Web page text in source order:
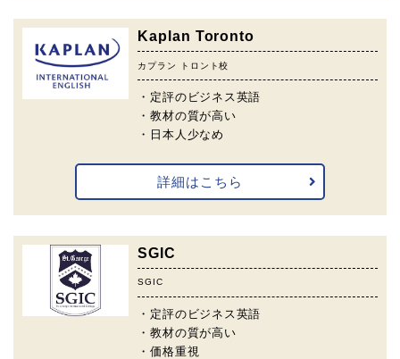
Kaplan Toronto
カプラン トロント校
・定評のビジネス英語
・教材の質が高い
・日本人少なめ
詳細はこちら
SGIC
SGIC
・定評のビジネス英語
・教材の質が高い
・価格重視